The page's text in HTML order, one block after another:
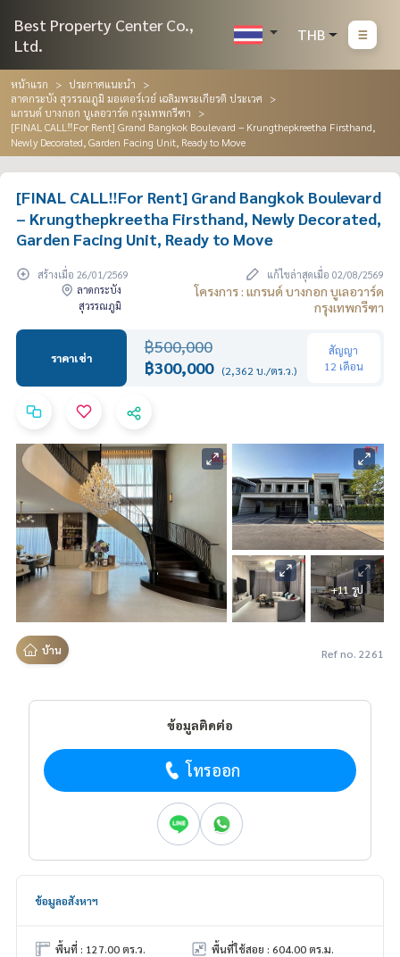
Best Property Center Co.,
Ltd.
THB
หน้าแรก
ประกาศแนะนำ
ลาดกระบัง สุวรรณภูมิ มอเตอร์เวย์ เฉลิมพระเกียรติ ประเวศ
แกรนด์ บางกอก บูเลอวาร์ด กรุงเทพกรีฑา
[FINAL CALL‼️For Rent] Grand Bangkok Boulevard – Krungthepkreetha Firsthand,
Newly Decorated, Garden Facing Unit, Ready to Move
[FINAL CALL‼️For Rent] Grand Bangkok Boulevard
– Krungthepkreetha Firsthand, Newly Decorated,
Garden Facing Unit, Ready to Move
สร้างเมื่อ 26/01/2569
แก้ไขล่าสุดเมื่อ 02/08/2569
ลาดกระบัง
สุวรรณภูมิ
โครงการ : แกรนด์ บางกอก บูเลอวาร์ด
กรุงเทพกรีฑา
ราคาเช่า
฿500,000
฿300,000 (2,362 บ./ตร.ว.)
สัญญา
12 เดือน
+11 รูป
บ้าน Ref no. 2261
ข้อมูลติดต่อ
โทรออก
ข้อมูลอสังหาฯ
พื้นที่ : 127.00 ตร.ว.
พื้นที่ใช้สอย : 604.00 ตร.ม.